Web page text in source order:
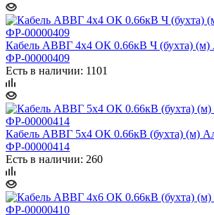
Кабель АВВГ 4х4 ОК 0.66кВ Ч (бухта) (м)
ФР-00000409
Есть в наличии: 1101
Кабель АВВГ 5х4 ОК 0.66кВ (бухта) (м)
ФР-00000414
Есть в наличии: 260